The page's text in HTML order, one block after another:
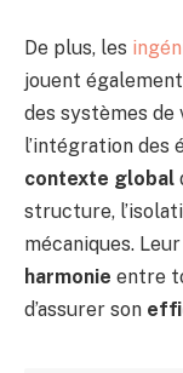
De plus, les
jouent
des systèmes
l’intégration des
contexte global
structure,
mécaniques.
harmonie entre
d’assurer son